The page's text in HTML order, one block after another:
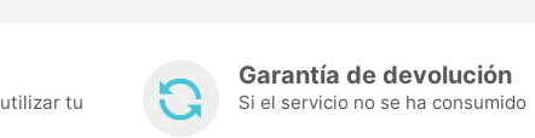
tu
Garantía de devolución
Si el servicio no se ha consumido